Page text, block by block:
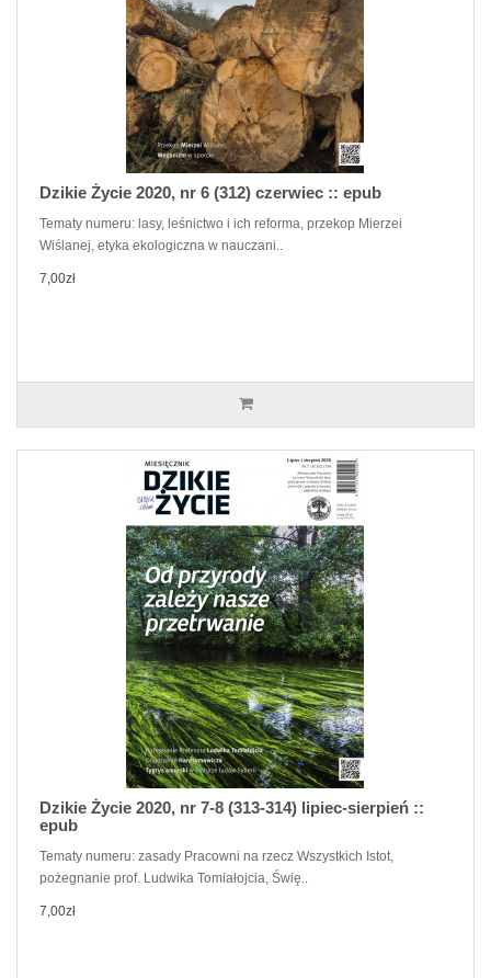
Dzikie Życie 2020, nr 6 (312) czerwiec :: epub
Tematy numeru: lasy, leśnictwo i ich reforma, przekop Mierzei
Wiślanej, etyka ekologiczna w nauczani..
7,00zł
Dzikie Życie 2020, nr 7-8 (313-314) lipiec-sierpień ::
epub
Tematy numeru: zasady Pracowni na rzecz Wszystkich Istot,
pożegnanie prof. Ludwika Tomiałojcia, Świę..
7,00zł